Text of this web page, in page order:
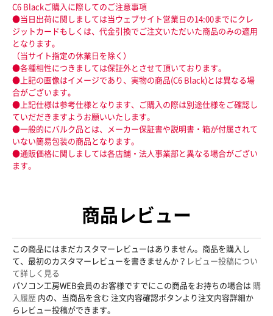
C6 Blackご購入に際してのご注意事項
●当日出荷に関しましては当ウェブサイト営業日の14:00までにクレ
ジットカードもしくは、代金引換でご注文いただいた商品のみの適用
となります。
（当サイト指定の休業日を除く）
●各種相性につきましては保証外とさせて頂いております。
●上記の画像はイメージであり、実物の商品(C6 Black)とは異なる場
合がございます。
●上記仕様は参考仕様となります、ご購入の際は別途仕様をご確認し
ていだだきますようお願いいたします。
●一般的にバルク品とは、メーカー保証書や説明書・箱が付属されて
いない簡易包装の商品となります。
●通販価格に関しましては各店舗・法人事業部と異なる場合がござい
ます。
商品レビュー
この商品にはまだカスタマーレビューはありません。商品を購入し
て、最初のカスタマーレビューを書きませんか？ レビュー投稿につい
て詳しく見る
パソコン工房WEB会員のお客様ですでにこの商品をお持ちの場合は 購
入履歴 内の、当商品を含む 注文内容確認ボタンより注文内容詳細か
らレビュー投稿ができます。